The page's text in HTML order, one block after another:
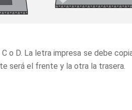
C o D. La letra impresa se debe
será el frente y la otra la trasera.